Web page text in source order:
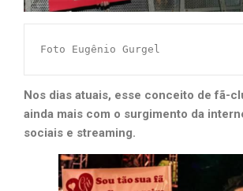
Foto Eugênio Gurgel
Nos dias atuais, esse conceito de fã-
ainda mais com o surgimento da
sociais e streaming.